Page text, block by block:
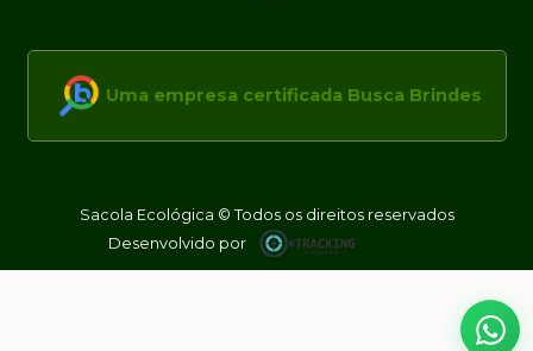
Uma empresa certificada Busca Brindes
Sacola Ecológica © Todos os direitos reservados
Desenvolvido por